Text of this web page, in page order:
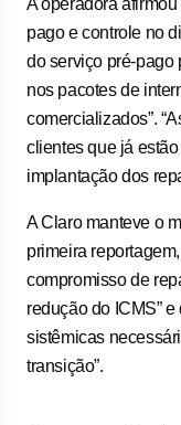
A operadora
pago e controle no
do serviço pré-pago
nos pacotes de
comercializados”.
clientes que já
implantação dos
A Claro manteve o
primeira
compromisso de
redução do ICMS”
sistêmicas
transição”.